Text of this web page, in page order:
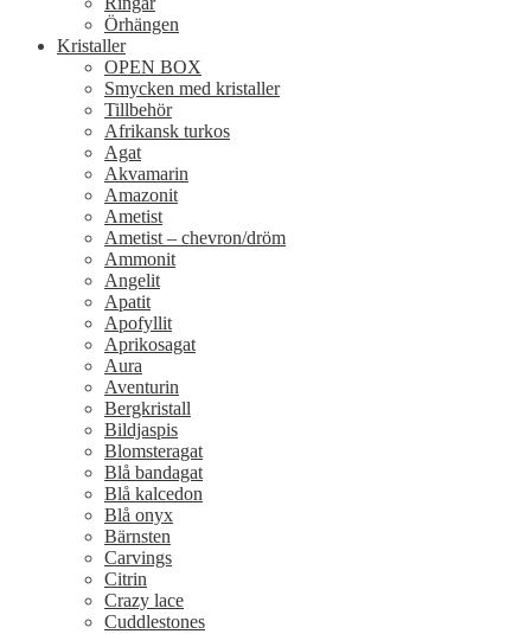
Örhängen
Kristaller
OPEN BOX
Smycken med kristaller
Tillbehör
Afrikansk turkos
Agat
Akvamarin
Amazonit
Ametist
Ametist – chevron/dröm
Ammonit
Angelit
Apatit
Apofyllit
Aprikosagat
Aura
Aventurin
Bergkristall
Bildjaspis
Blomsteragat
Blå bandagat
Blå kalcedon
Blå onyx
Bärnsten
Carvings
Citrin
Crazy lace
Cuddlestones